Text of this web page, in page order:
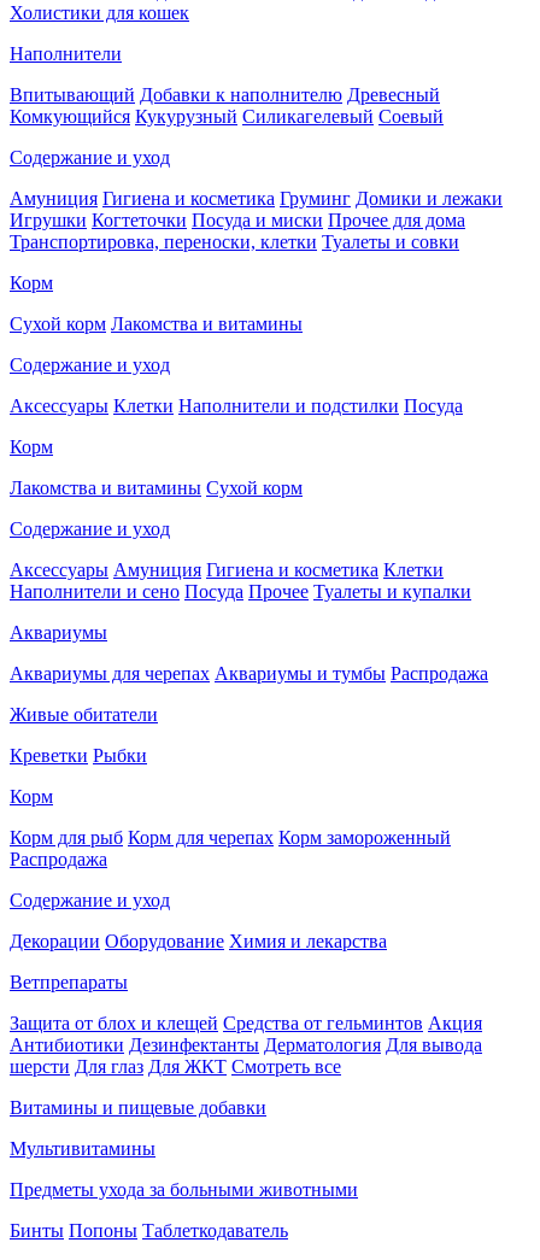
Холистики для кошек
Наполнители
Впитывающий Добавки к наполнителю Древесный
Комкующийся Кукурузный Силикагелевый Соевый
Содержание и уход
Амуниция Гигиена и косметика Груминг Домики и лежаки
Игрушки Когтеточки Посуда и миски Прочее для дома
Транспортировка, переноски, клетки Туалеты и совки
Корм
Сухой корм Лакомства и витамины
Содержание и уход
Аксессуары Клетки Наполнители и подстилки Посуда
Корм
Лакомства и витамины Сухой корм
Содержание и уход
Аксессуары Амуниция Гигиена и косметика Клетки
Наполнители и сено Посуда Прочее Туалеты и купалки
Аквариумы
Аквариумы для черепах Аквариумы и тумбы Распродажа
Живые обитатели
Креветки Рыбки
Корм
Корм для рыб Корм для черепах Корм замороженный
Распродажа
Содержание и уход
Декорации Оборудование Химия и лекарства
Ветпрепараты
Защита от блох и клещей Средства от гельминтов Акция
Антибиотики Дезинфектанты Дерматология Для вывода
шерсти Для глаз Для ЖКТ Смотреть все
Витамины и пищевые добавки
Мультивитамины
Предметы ухода за больными животными
Бинты Попоны Таблеткодаватель